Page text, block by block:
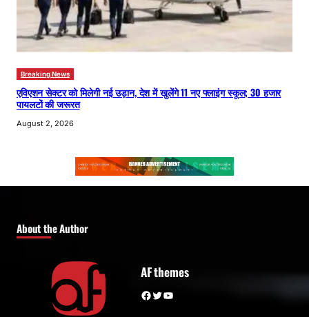
Breaking News
एविएशन सेक्टर को मिलेगी नई उड़ान, देश में खुलेंगे 11 नए फ्लाइंग स्कूल; 30 हजार
पायलटों की जरूरत
August 2, 2026
About the Author
AF themes
Facebook Twitter YouTube